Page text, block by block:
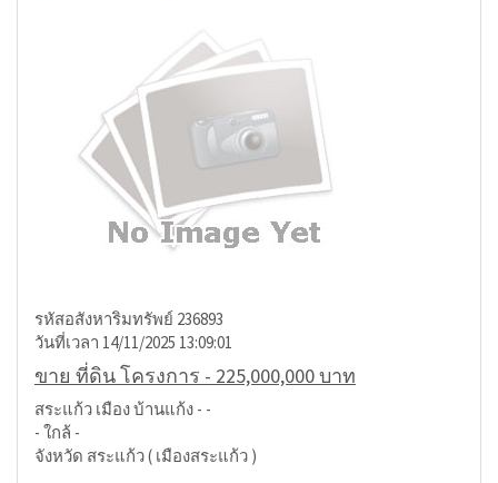
รหัสอสังหาริมทรัพย์ 236893
วันที่เวลา 14/11/2025 13:09:01
ขาย ที่ดิน โครงการ - 225,000,000 บาท
สระแก้ว เมือง บ้านแก้ง - -
- ใกล้ -
จังหวัด สระแก้ว ( เมืองสระแก้ว )